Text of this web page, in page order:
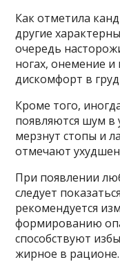
Как отметила
другие
очередь
ногах, онемение и
дискомфорт в
Кроме того,
появляются шум
мерзнут стопы и
отмечают
При появлении
следует
рекомендуется
формированию
способствуют
жирное в рационе.